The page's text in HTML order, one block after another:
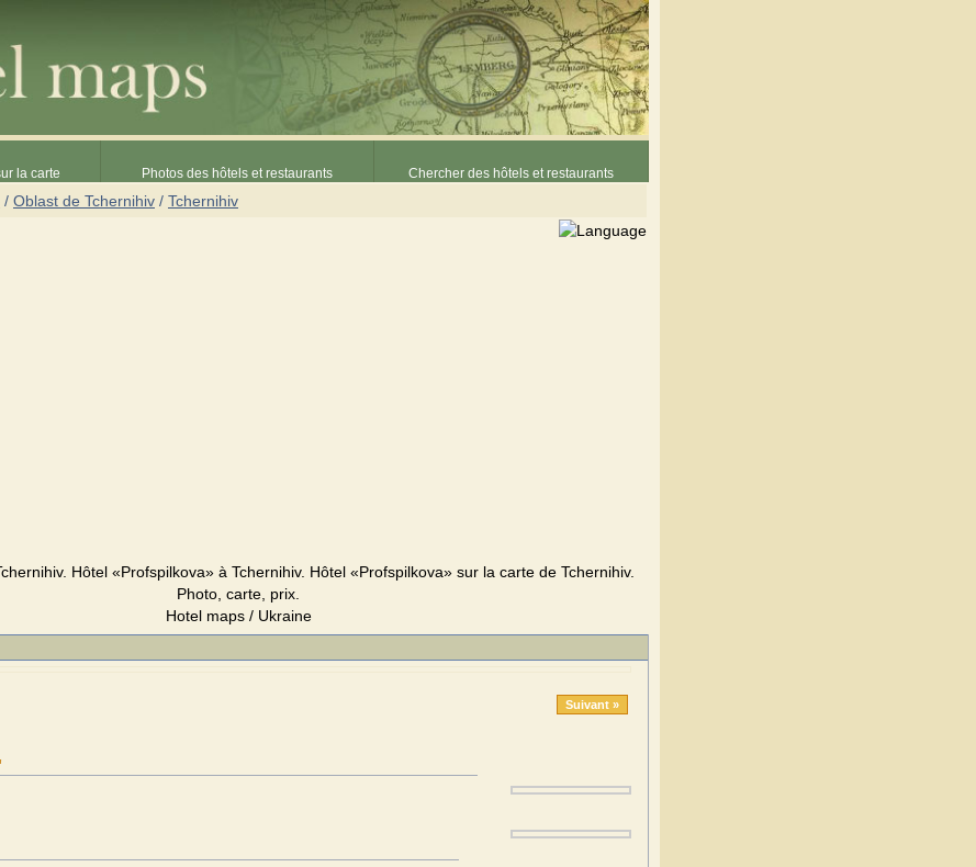
la carte Photos des hôtels et restaurants Chercher des hôtels et restaurants
/ Oblast de Tchernihiv / Tchernihiv
Hôtel «Profspilkova» à Tchernihiv. Hôtel «Profspilkova» sur la carte de Tchernihiv.
Photo, carte, prix.
Hotel maps / Ukraine
Suivant »